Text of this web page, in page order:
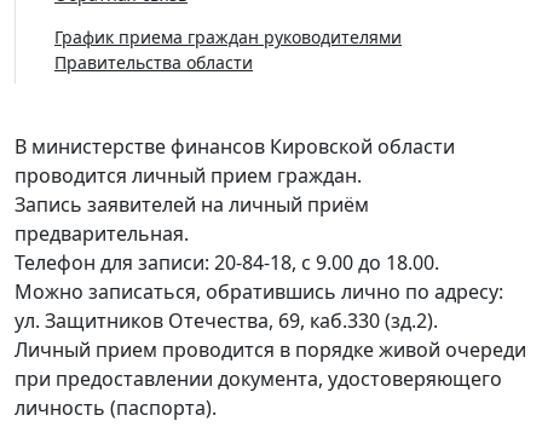
В министерстве финансов Кировской области
проводится личный прием граждан.
Запись заявителей на личный приём
предварительная.
Телефон для записи: 20-84-18, с 9.00 до 18.00.
Можно записаться, обратившись лично по адресу:
ул. Защитников Отечества, 69, каб.330 (зд.2).
Личный прием проводится в порядке живой очереди
при предоставлении документа, удостоверяющего
личность (паспорта).
График приема граждан руководителями
Правительства области